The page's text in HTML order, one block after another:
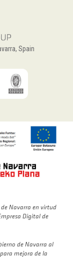
Spain
Navarra en virtud
Digital de
de Navarra al
mejora de la